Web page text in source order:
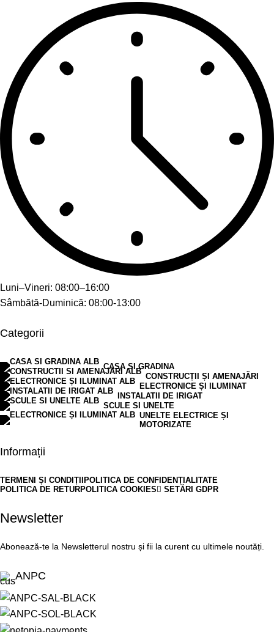
Luni–Vineri: 08:00–16:00
Sâmbătă-Duminică: 08:00-13:00
Categorii
CASA SI GRADINA
CONSTRUCȚII ȘI AMENAJĂRI
ELECTRONICE ȘI ILUMINAT
INSTALATII DE IRIGAT
SCULE SI UNELTE
UNELTE ELECTRICE ȘI
MOTORIZATE
Informații
TERMENI ȘI CONDIȚII
POLITICA DE CONFIDENȚIALITATE
POLITICA DE RETURPOLITICA COOKIES SETĂRI GDPR
Newsletter
Abonează-te la Newsletterul nostru și fii la curent cu ultimele noutăți.
ANPC